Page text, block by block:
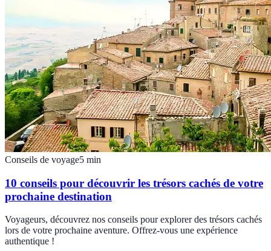
Conseils de voyage5 min
10 conseils pour découvrir les trésors cachés de votre
prochaine destination
Voyageurs, découvrez nos conseils pour explorer des trésors cachés
lors de votre prochaine aventure. Offrez-vous une expérience
authentique !